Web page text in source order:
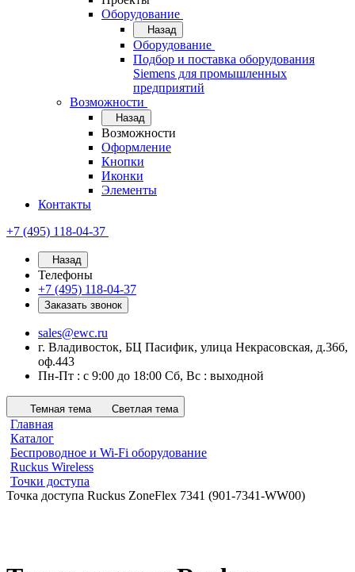
Оборудование
Назад
Оборудование
Подбор и поставка оборудования
Siemens для промышленных
предприятий
Возможности
Назад
Возможности
Оформление
Кнопки
Иконки
Элементы
Контакты
+7 (495) 118-04-37
Назад
Телефоны
+7 (495) 118-04-37
Заказать звонок
sales@ewc.ru
г. Владивосток, БЦ Пасифик, улица Некрасовская, д.36б,
оф.443
Пн-Пт : с 9:00 до 18:00 Сб, Вс : выходной
Темная тема Светлая тема
Главная
Каталог
Беспроводное и Wi-Fi оборудование
Ruckus Wireless
Точки доступа
Точка доступа Ruckus ZoneFlex 7341 (901-7341-WW00)